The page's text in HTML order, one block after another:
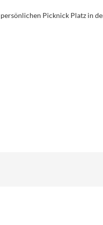
Picknick Platz in